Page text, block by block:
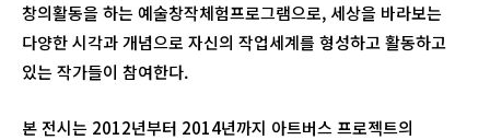
창의활동을 하는 예술창작체험프로그램으로, 세상을 바라보는
다양한 시각과 개념으로 자신의 작업세계를 형성하고 활동하고
있는 작가들이 참여한다.
본 전시는 2012년부터 2014년까지 아트버스 프로젝트의